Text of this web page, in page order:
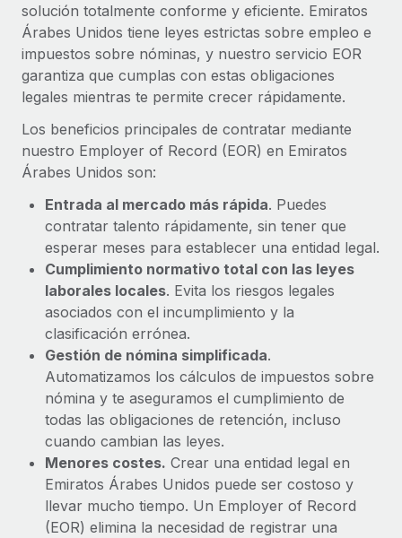
solución totalmente conforme y eficiente. Emiratos
Árabes Unidos tiene leyes estrictas sobre empleo e
impuestos sobre nóminas, y nuestro servicio EOR
garantiza que cumplas con estas obligaciones
legales mientras te permite crecer rápidamente.
Los beneficios principales de contratar mediante
nuestro Employer of Record (EOR) en Emiratos
Árabes Unidos son:
Entrada al mercado más rápida. Puedes
contratar talento rápidamente, sin tener que
esperar meses para establecer una entidad legal.
Cumplimiento normativo total con las leyes
laborales locales. Evita los riesgos legales
asociados con el incumplimiento y la
clasificación errónea.
Gestión de nómina simplificada.
Automatizamos los cálculos de impuestos sobre
nómina y te aseguramos el cumplimiento de
todas las obligaciones de retención, incluso
cuando cambian las leyes.
Menores costes. Crear una entidad legal en
Emiratos Árabes Unidos puede ser costoso y
llevar mucho tiempo. Un Employer of Record
(EOR) elimina la necesidad de registrar una